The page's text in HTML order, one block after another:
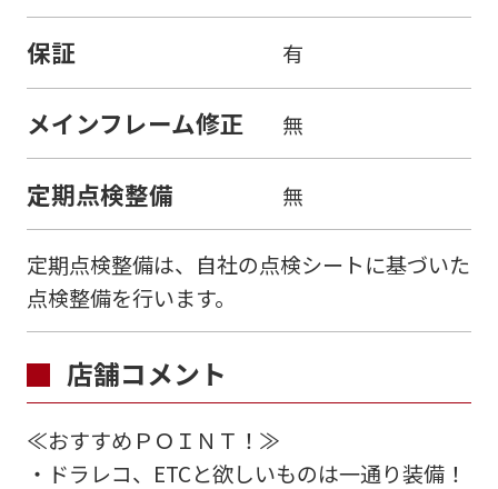
保証 有
メインフレーム修正 無
定期点検整備 無
定期点検整備は、自社の点検シートに基づいた
点検整備を行います。
店舗コメント
≪おすすめＰＯＩＮＴ！≫
・ドラレコ、ETCと欲しいものは一通り装備！